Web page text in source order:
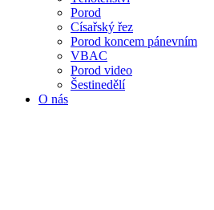
Porod
Císařský řez
Porod koncem pánevním
VBAC
Porod video
Šestinedělí
O nás